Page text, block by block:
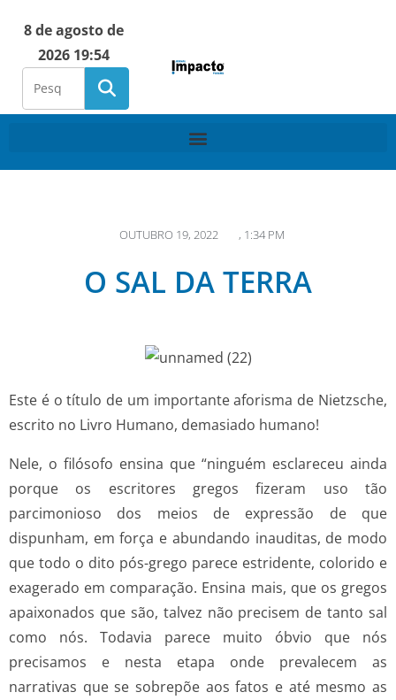
8 de agosto de
2026 19:54
OUTUBRO 19, 2022 , 1:34 PM
O SAL DA TERRA
Este é o título de um importante aforisma de Nietzsche,
escrito no Livro Humano, demasiado humano!
Nele, o filósofo ensina que “ninguém esclareceu ainda
porque os escritores gregos fizeram uso tão
parcimonioso dos meios de expressão de que
dispunham, em força e abundando inauditas, de modo
que todo o dito pós-grego parece estridente, colorido e
exagerado em comparação. Ensina mais, que os gregos
apaixonados que são, talvez não precisem de tanto sal
como nós. Todavia parece muito óbvio que nós
precisamos e nesta etapa onde prevalecem as
narrativas que se sobrepõe aos fatos e até mesmo as